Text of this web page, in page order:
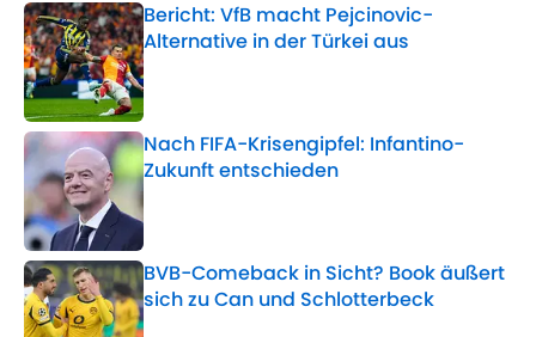
Bericht: VfB macht Pejcinovic-
Alternative in der Türkei aus
Published by on Invalid Date
Nach FIFA-Krisengipfel: Infantino-
Zukunft entschieden
Published by on Invalid Date
BVB-Comeback in Sicht? Book äußert
sich zu Can und Schlotterbeck
Published by on Invalid Date